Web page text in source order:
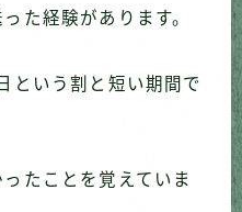
た経験があります。
という割と短い期間で
たことを覚えていま